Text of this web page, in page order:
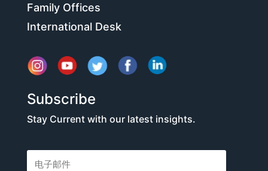
Family Offices
International Desk
Subscribe
Stay Current with our latest insights.